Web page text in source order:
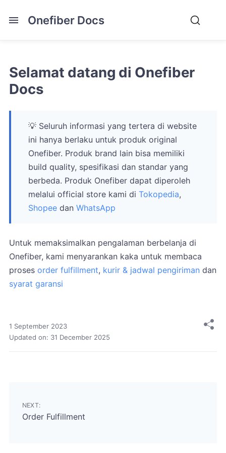
Onefiber Docs
Selamat datang di Onefiber
Docs
💡 Seluruh informasi yang tertera di website
ini hanya berlaku untuk produk original
Onefiber. Produk brand lain bisa memiliki
build quality, spesifikasi dan standar yang
berbeda. Produk Onefiber dapat diperoleh
melalui official store kami diTokopedia,
Shopee danWhatsApp
Untuk memaksimalkan pengalaman berbelanja di
Onefiber, kami menyarankan kaka untuk membaca
proses order fulfillment, kurir & jadwal pengiriman dan
syarat garansi
1 September 2023
Updated on: 31 December 2025
NEXT:
Order Fulfillment